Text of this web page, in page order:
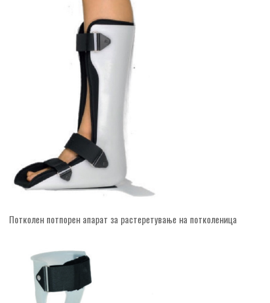
Потколен потпорен апарат за растеретување на потколеница